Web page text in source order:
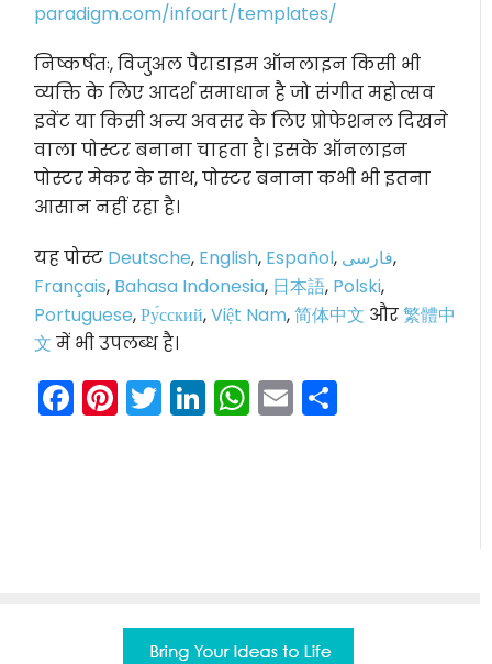
paradigm.com/infoart/templates/
निष्कर्षतः, विजुअल पैराडाइम ऑनलाइन किसी भी
व्यक्ति के लिए आदर्श समाधान है जो संगीत महोत्सव
इवेंट या किसी अन्य अवसर के लिए प्रोफेशनल दिखने
वाला पोस्टर बनाना चाहता है। इसके ऑनलाइन
पोस्टर मेकर के साथ, पोस्टर बनाना कभी भी इतना
आसान नहीं रहा है।
यह पोस्ट Deutsche, English, Español, فارسی,
Français, Bahasa Indonesia, 日本語, Polski,
Portuguese,Ру́сский,Việt Nam,简体中文 और繁體中
文 में भी उपलब्ध है।
Facebook
Pinterest
Twitter
LinkedIn
WhatsApp
Email